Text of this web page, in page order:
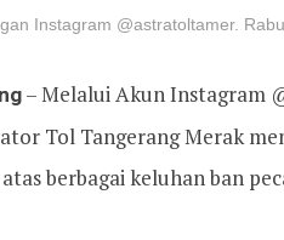
Instagram @astratoltamer.
– Melalui Akun Instagram
Tol Tangerang Merak
berbagai keluhan ban